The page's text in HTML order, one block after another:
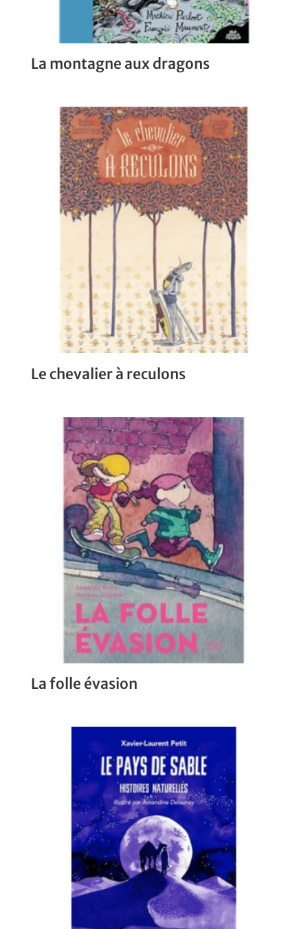
La montagne aux dragons
Le chevalier à reculons
La folle évasion